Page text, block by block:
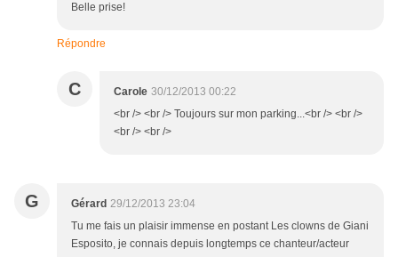
Belle prise!
Répondre
C Carole 30/12/2013 00:22
<br /> <br /> Toujours sur mon parking...<br /> <br />
<br /> <br />
G Gérard 29/12/2013 23:04
Tu me fais un plaisir immense en postant Les clowns de Giani
Esposito, je connais depuis longtemps ce chanteur/acteur